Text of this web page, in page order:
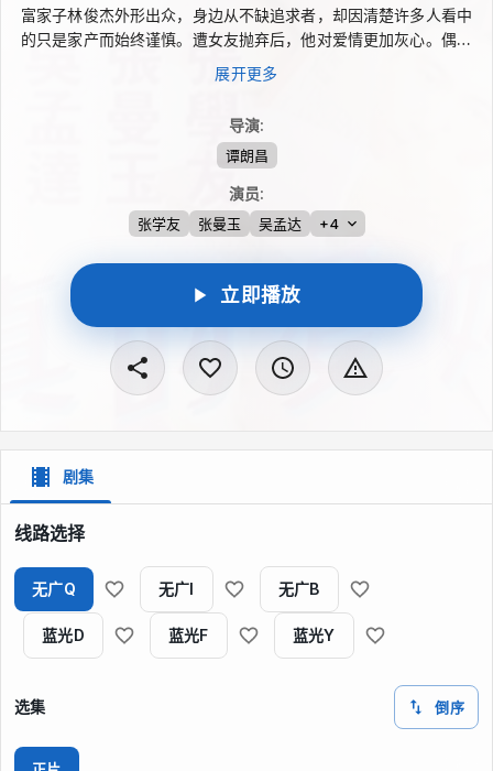
富家子林俊杰外形出众，身边从不缺追求者，却因清楚许多人看中
的只是家产而始终谨慎。遭女友抛弃后，他对爱情更加灰心。偶然
间，俊杰遇见性格爽朗的化妆小姐戚瑶君，她的乐观让他心动，也
让他不敢轻易面对感情。两人身份差距带来犹疑，直到瑶君进入俊
展开更多
导演:
谭朗昌
演员:
张学友 张曼玉 吴孟达 +4
立即播放
剧集
线路选择
无广Q 无广I 无广B
蓝光D 蓝光F 蓝光Y
选集 倒序